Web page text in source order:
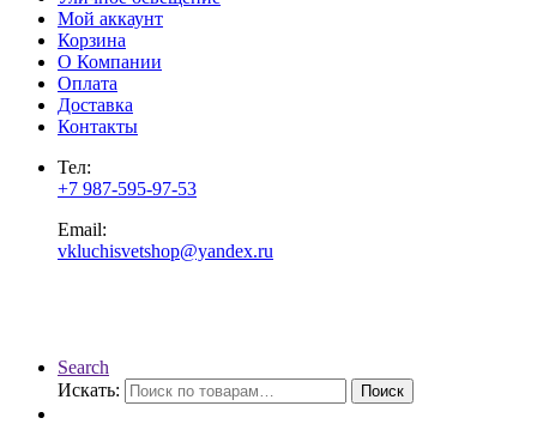
Мой аккаунт
Корзина
О Компании
Оплата
Доставка
Контакты
Тел:
+7 987-595-97-53
Email:
vkluchisvetshop@yandex.ru
Search
Искать:
Поиск